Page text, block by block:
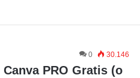
0 30.146
PRO Gratis (o